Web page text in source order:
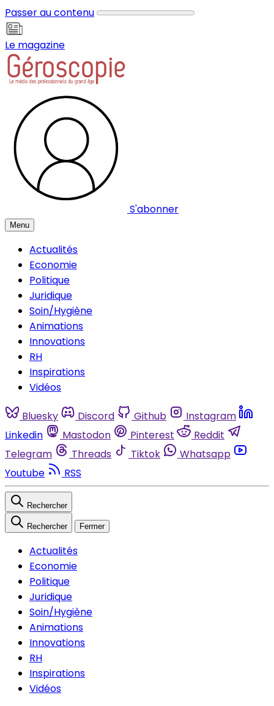
Passer au contenu
Le magazine
S'abonner
Menu
Actualités
Economie
Politique
Juridique
Soin/Hygiène
Animations
Innovations
RH
Inspirations
Vidéos
Bluesky Discord Github
Instagram
Linkedin
Mastodon Pinterest
Reddit
Telegram
Threads Tiktok
Whatsapp
Youtube
RSS
Rechercher
Rechercher Fermer
Actualités
Economie
Politique
Juridique
Soin/Hygiène
Animations
Innovations
RH
Inspirations
Vidéos
Panneau de gestion des cookies